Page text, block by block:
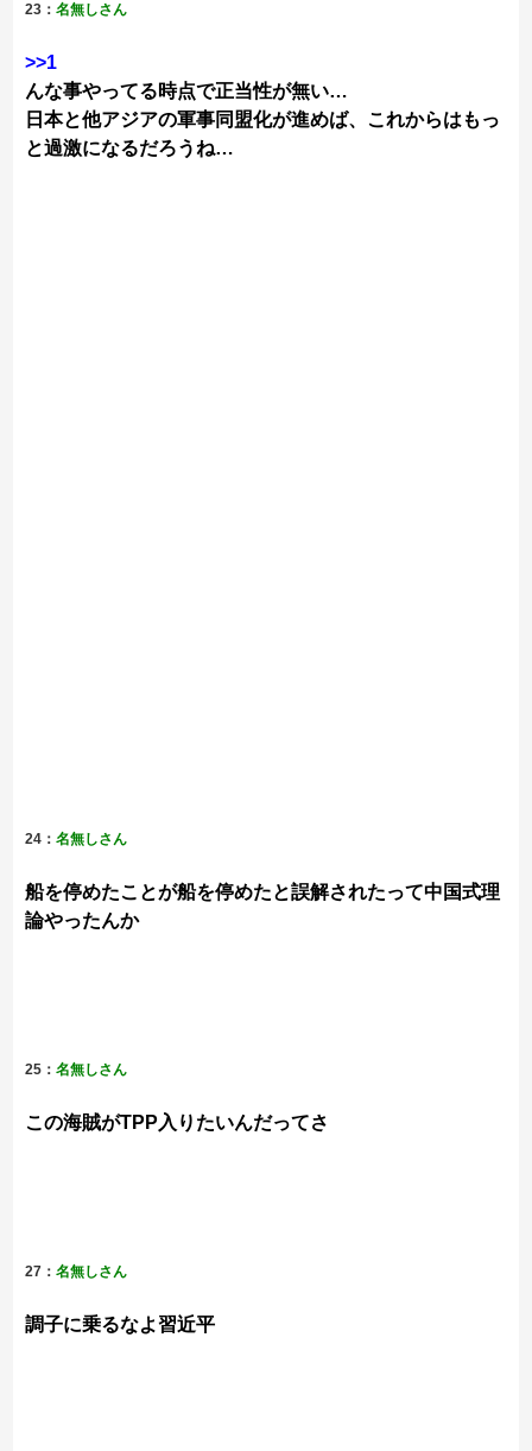
23：名無しさん
>>1
んな事やってる時点で正当性が無い…
日本と他アジアの軍事同盟化が進めば、これからはもっ
と過激になるだろうね…
24：名無しさん
船を停めたことが船を停めたと誤解されたって中国式理
論やったんか
25：名無しさん
この海賊がTPP入りたいんだってさ
27：名無しさん
調子に乗るなよ習近平